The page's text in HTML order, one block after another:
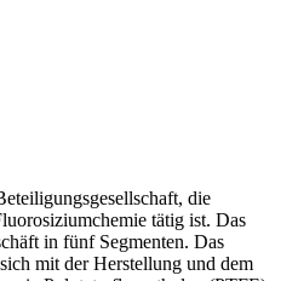
die
tätig ist. Das
in fünf Segmenten. Das
mit der Herstellung und dem